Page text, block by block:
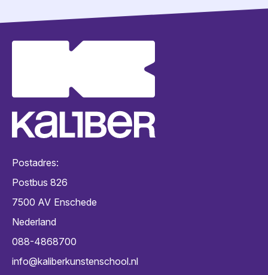
Postadres:
Postbus 826
7500 AV Enschede
Nederland
088-4868700
info@kaliberkunstenschool.nl